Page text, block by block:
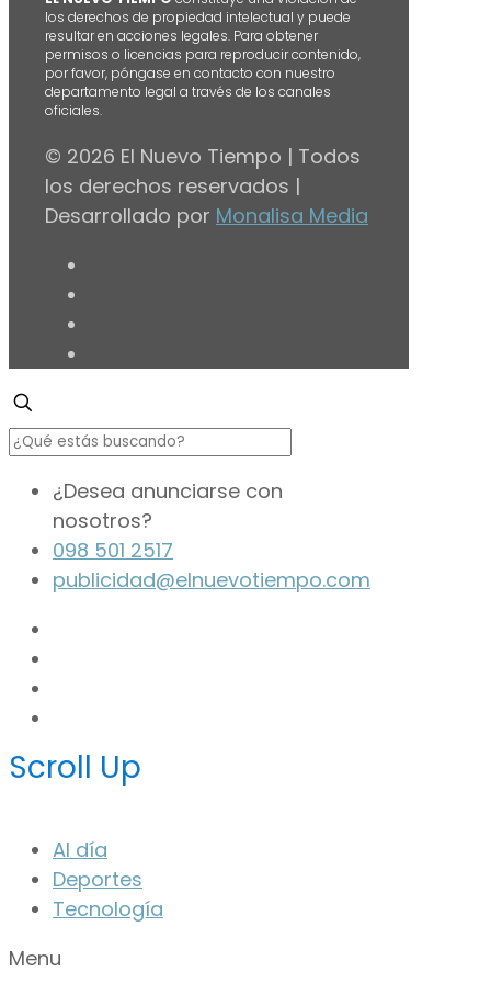
los derechos de propiedad intelectual y puede
resultar en acciones legales. Para obtener
permisos o licencias para reproducir contenido,
por favor, póngase en contacto con nuestro
departamento legal a través de los canales
oficiales.
© 2026 El Nuevo Tiempo | Todos
los derechos reservados |
Desarrollado por Monalisa Media
¿Desea anunciarse con
nosotros?
098 501 2517
publicidad@elnuevotiempo.com
Scroll Up
Al día
Deportes
Tecnología
Menu